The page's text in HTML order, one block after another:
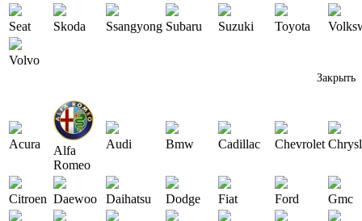
Seat Skoda Ssangyong Subaru Suzuki Toyota
Volvo
Закрыть
Acura
Alfa
Romeo
Audi Bmw Cadillac Chevrolet
Citroen Daewoo Daihatsu Dodge Fiat Ford Gmc